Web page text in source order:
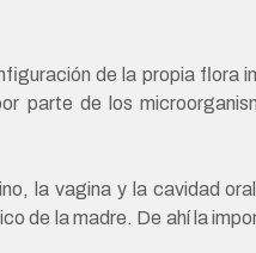
de la propia flora
parte de los
la vagina y la cavidad
de la madre. De ahí la